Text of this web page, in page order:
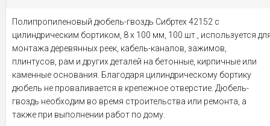
Полипропиленовый дюбель-гвоздь Сибртех 42152 с
цилиндрическим бортиком, 8 х 100 мм, 100 шт., используется
монтажа деревянных реек, кабель-каналов, зажимов,
плинтусов, рам и других деталей на бетонные, кирпичные или
каменные основания. Благодаря цилиндрическому бортику
дюбель не проваливается в крепежное отверстие. Дюбель-
гвоздь необходим во время строительства или ремонта, а
также при выполнении работ по дому.